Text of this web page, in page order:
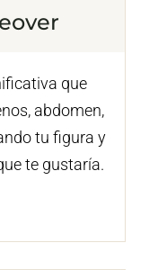
que
abdomen,
tu figura y
te gustaría.